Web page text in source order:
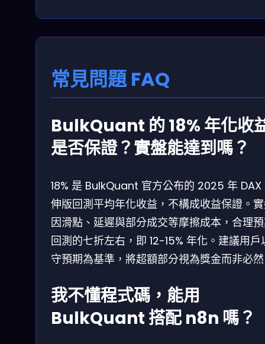
常見問題 FAQ
BulkQuant 的 18% 年化收
是否保證？實盤能達到嗎？
18% 是 BulkQuant 官方公布的 2025 年 DAX
伸版回測平均年化收益，不構成收益保證。
因滑點、延遲與部分成交等摩擦成本，合理
回測的七折左右，即 12-15% 年化。建議用戶
守預期為基準，將超額部分視為獎金而非必
我不懂程式碼，能用
BulkQuant 搭配 n8n 嗎？